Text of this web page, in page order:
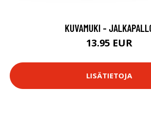
KUVAMUKI -
13.95 EUR
LISÄTIETOJA